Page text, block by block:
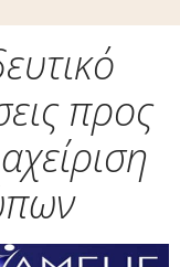
προς